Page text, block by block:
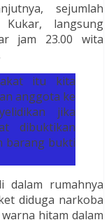
sejumlah
langsung
jam 23.00 wita
itu kita
anggota ke
jika
dibuktikan
barang bukti
dalam rumahnya
diduga narkoba
hitam dalam